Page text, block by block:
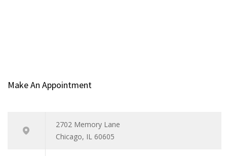
Make An Appointment
2702 Memory Lane
Chicago, IL 60605